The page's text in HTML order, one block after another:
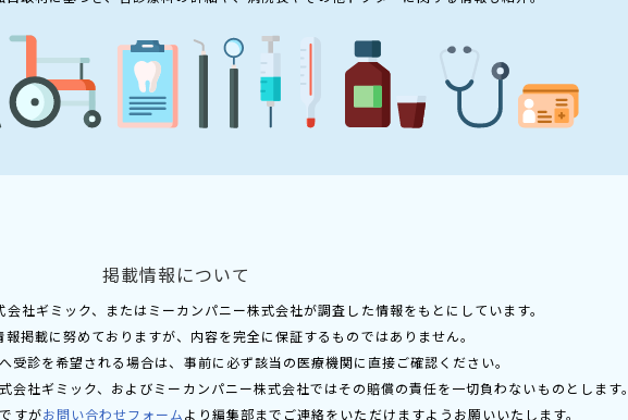
掲載情報について
社ギミック、またはミーカンパニー株式会社が調査した情報をもとにしています。
掲載に努めておりますが、内容を完全に保証するものではありません。
受診を希望される場合は、事前に必ず該当の医療機関に直接ご確認ください。
会社ギミック、およびミーカンパニー株式会社ではその賠償の責任を一切負わないものとします。
すがお問い合わせフォームより編集部までご連絡をいただけますようお願いいたします。